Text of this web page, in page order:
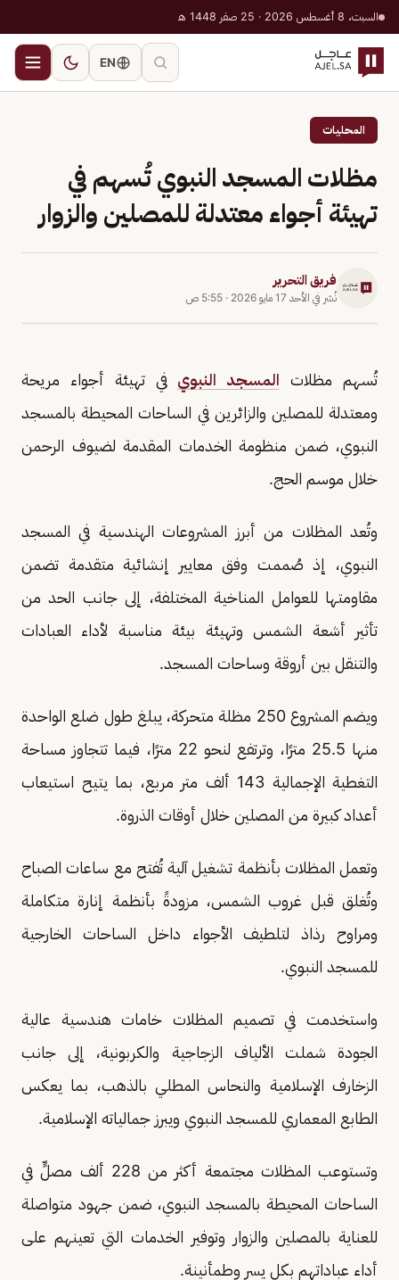
السبت، 8 أغسطس 2026 · 25 صفر 1448 هـ
EN
المحليات
مظلات المسجد النبوي تُسهم في
تهيئة أجواء معتدلة للمصلين والزوار
فريق التحرير
نُشر في الأحد 17 مايو 2026 · 5:55 ص
تُسهم مظلات المسجد النبوي في تهيئة أجواء مريحة
ومعتدلة للمصلين والزائرين في الساحات المحيطة بالمسجد
النبوي، ضمن منظومة الخدمات المقدمة لضيوف الرحمن
خلال موسم الحج.
وتُعد المظلات من أبرز المشروعات الهندسية في المسجد
النبوي، إذ صُممت وفق معايير إنشائية متقدمة تضمن
مقاومتها للعوامل المناخية المختلفة، إلى جانب الحد من
تأثير أشعة الشمس وتهيئة بيئة مناسبة لأداء العبادات
والتنقل بين أروقة وساحات المسجد.
ويضم المشروع 250 مظلة متحركة، يبلغ طول ضلع الواحدة
منها 25.5 مترًا، وترتفع لنحو 22 مترًا، فيما تتجاوز مساحة
التغطية الإجمالية 143 ألف متر مربع، بما يتيح استيعاب
أعداد كبيرة من المصلين خلال أوقات الذروة.
وتعمل المظلات بأنظمة تشغيل آلية تُفتح مع ساعات الصباح
وتُغلق قبل غروب الشمس، مزودةً بأنظمة إنارة متكاملة
ومراوح رذاذ لتلطيف الأجواء داخل الساحات الخارجية
للمسجد النبوي.
واستخدمت في تصميم المظلات خامات هندسية عالية
الجودة شملت الألياف الزجاجية والكربونية، إلى جانب
الزخارف الإسلامية والنحاس المطلي بالذهب، بما يعكس
الطابع المعماري للمسجد النبوي ويبرز جمالياته الإسلامية.
وتستوعب المظلات مجتمعة أكثر من 228 ألف مصلٍّ في
الساحات المحيطة بالمسجد النبوي، ضمن جهود متواصلة
للعناية بالمصلين والزوار وتوفير الخدمات التي تعينهم على
أداء عباداتهم بكل يسر وطمأنينة.